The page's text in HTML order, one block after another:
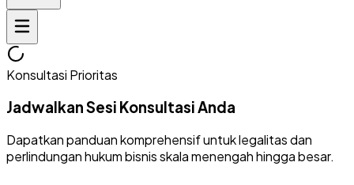
Konsultasi Prioritas
Jadwalkan Sesi Konsultasi Anda
Dapatkan panduan komprehensif untuk legalitas dan
perlindungan hukum bisnis skala menengah hingga besar.